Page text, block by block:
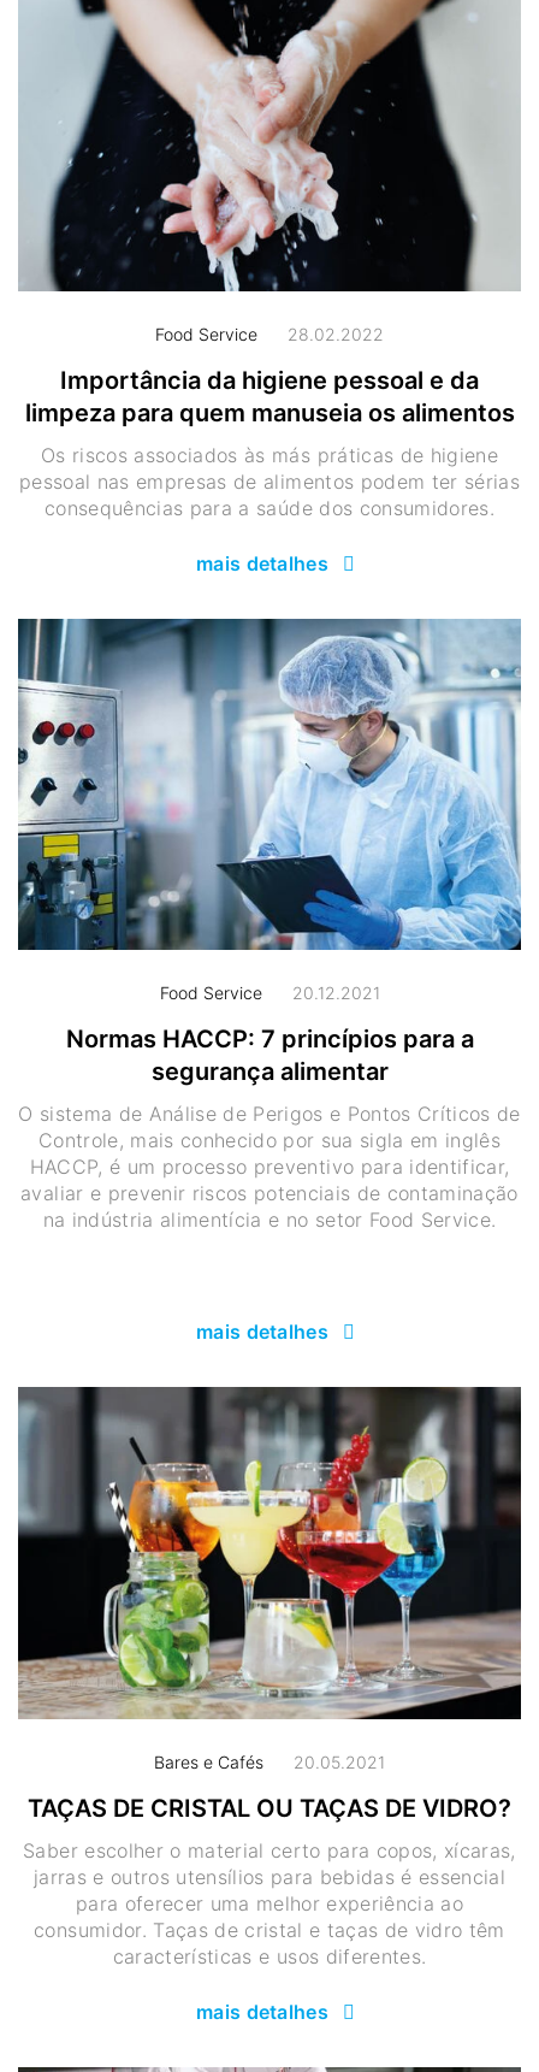
Food Service 28.02.2022
Importância da higiene pessoal e da
limpeza para quem manuseia os alimentos
Os riscos associados às más práticas de higiene
pessoal nas empresas de alimentos podem ter sérias
consequências para a saúde dos consumidores.
mais detalhes
Food Service 20.12.2021
Normas HACCP: 7 princípios para a
segurança alimentar
O sistema de Análise de Perigos e Pontos Críticos de
Controle, mais conhecido por sua sigla em inglês
HACCP, é um processo preventivo para identificar,
avaliar e prevenir riscos potenciais de contaminação
na indústria alimentícia e no setor Food Service.
mais detalhes
Bares e Cafés 20.05.2021
TAÇAS DE CRISTAL OU TAÇAS DE VIDRO?
Saber escolher o material certo para copos, xícaras,
jarras e outros utensílios para bebidas é essencial
para oferecer uma melhor experiência ao
consumidor. Taças de cristal e taças de vidro têm
características e usos diferentes.
mais detalhes